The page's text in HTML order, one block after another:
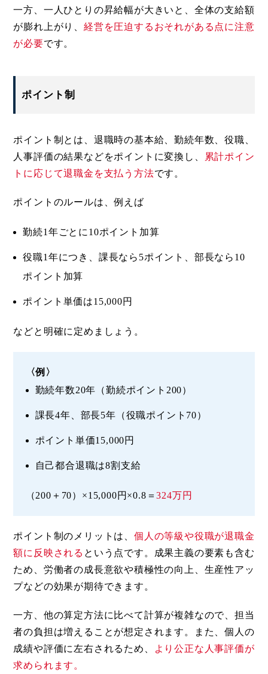
一方、一人ひとりの昇給幅が大きいと、全体の支給額
が膨れ上がり、 経営を圧迫するおそれがある点に注意
が必要です。
ポイント制
ポイント制とは、退職時の基本給、勤続年数、役職、
人事評価の結果などをポイントに変換し、
累計ポイン
トに応じて退職金を支払う方法です。
ポイントのルールは、例えば
勤続1年ごとに10ポイント加算
役職1年につき、課長なら5ポイント、部長なら10
ポイント加算
ポイント単価は15,000円
などと明確に定めましょう。
〈例〉
勤続年数20年（勤続ポイント200）
課長4年、部長5年（役職ポイント70）
ポイント単価15,000円
自己都合退職は8割支給
（200＋70）×15,000円×0.8＝324万円
ポイント制のメリットは、 個人の等級や役職が退職金
額に反映される という点です。成果主義の要素も含む
ため、労働者の成長意欲や積極性の向上、生産性アッ
プなどの効果が期待できます。
一方、他の算定方法に比べて計算が複雑なので、担当
者の負担は増えることが想定されます。また、個人の
成績や評価に左右されるため、
より公正な人事評価が
求められます。